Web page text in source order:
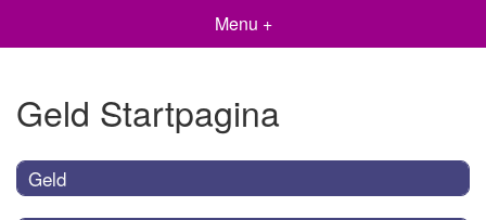
Menu +
Geld Startpagina
Geld